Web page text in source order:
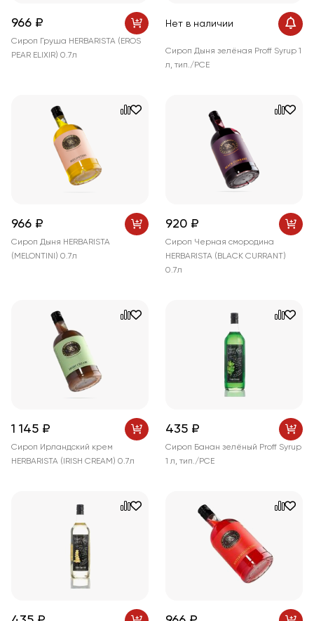
966 ₽
Сироп Груша HERBARISTA (EROS
PEAR ELIXIR) 0.7л
Нет в наличии
Сироп Дыня зелёная Proff Syrup 1
л, тип./PCE
966 ₽
Сироп Дыня HERBARISTA
(MELONTINI) 0.7л
920 ₽
Сироп Черная смородина
HERBARISTA (BLACK CURRANT)
0.7л
1 145 ₽
Сироп Ирландский крем
HERBARISTA (IRISH CREAM) 0.7л
435 ₽
Сироп Банан зелёный Proff Syrup
1 л, тип./PCE